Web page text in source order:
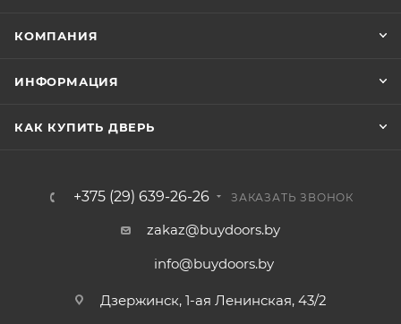
КОМПАНИЯ
ИНФОРМАЦИЯ
КАК КУПИТЬ ДВЕРЬ
+375 (29) 639-26-26 ЗАКАЗАТЬ ЗВОНОК
zakaz@buydoors.by
info@buydoors.by
Дзержинск, 1-ая Ленинская, 43/2